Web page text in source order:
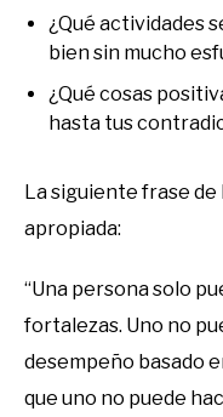
¿Qué actividades
bien sin mucho
¿Qué cosas
hasta tus
La siguiente frase
apropiada:
“Una persona solo
fortalezas. Uno no
desempeño basado
que uno no puede